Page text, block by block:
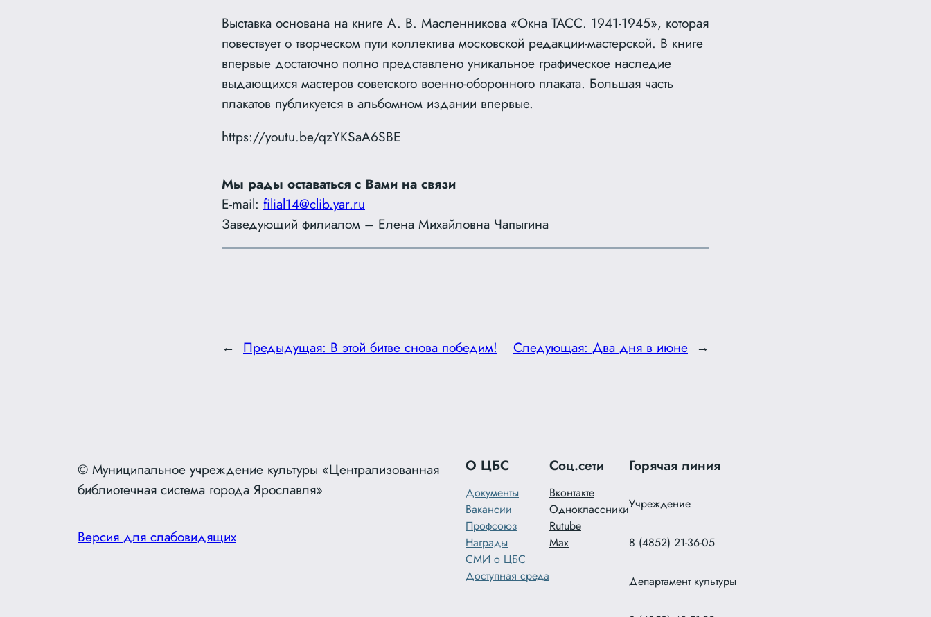
Выставка основана на книге А. В. Масленникова «Окна ТАСС. 1941-1945», которая
повествует о творческом пути коллектива московской редакции-мастерской. В книге
впервые достаточно полно представлено уникальное графическое наследие
выдающихся мастеров советского военно-оборонного плаката. Большая часть
плакатов публикуется в альбомном издании впервые.
https://youtu.be/qzYKSaA6SBE
Мы рады оставаться с Вами на связи
E-mail: filial14@clib.yar.ru
Заведующий филиалом – Елена Михайловна Чапыгина
← Предыдущая: В этой битве снова победим! Следующая: Два дня в июне →
© Муниципальное учреждение культуры «Централизованная
библиотечная система города Ярославля»
Версия для слабовидящих
О ЦБС
Документы
Вакансии
Профсоюз
Награды
СМИ о ЦБС
Доступная среда
Соц.сети
Вконтакте
Одноклассники
Rutube
Max
Горячая линия
Учреждение
8 (4852) 21-36-05
Департамент культуры